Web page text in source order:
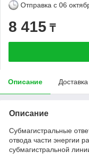
Отправка с 06
8 415 ₸
Описание Доставка
Описание
Субмагистральные
отвода части энергии
субмагистральной